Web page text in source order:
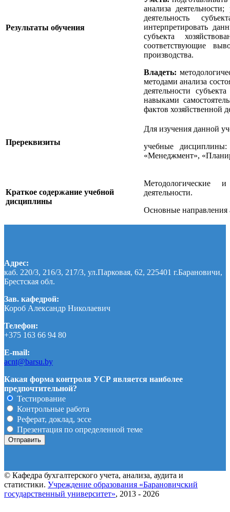
Результаты обучения
анализа
деятельность
интерпретировать
субъекта
соответствующие
производства.
Владеть:
методами анализа
деятельности
навыками
фактов хозяйственной
Пререквизиты
Для изучения данной
учебные дисциплины:
«Менеджмент»,
Краткое содержание учебной
дисциплины
Методологические и
деятельности.
Основные направления
Адрес:
каб. 220/3, 216/3, 217/3, ул.Парковая, 62, 225401 г.Барановичи,
Брестская обл.
Зав. кафедрой:
Короб Александр Николаевич
Телефон:
+375 163 66 94 80
E-mail:
acnt@barsu.by
Какая форма контроля УСР является наиболее
предпочтительной?
Тестирование
Контрольные работа
Реферат, доклад, эссе
Презентация по определенной теме
© Кафедра бухгалтерского учета, анализа, аудита и
статистики. Учреждение образования «Барановичский
государственный университет», 2013 - 2026